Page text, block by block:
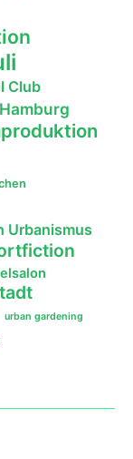
Club
Hamburg
Urbanismus
urban gardening